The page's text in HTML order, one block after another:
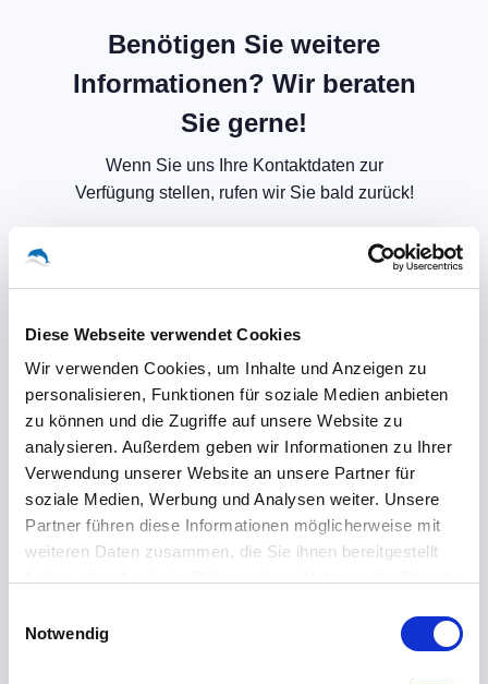
Diese Webseite verwendet Cookies
Wir verwenden Cookies, um Inhalte und Anzeigen zu
personalisieren, Funktionen für soziale Medien anbieten
zu können und die Zugriffe auf unsere Website zu
analysieren. Außerdem geben wir Informationen zu Ihrer
Verwendung unserer Website an unsere Partner für
soziale Medien, Werbung und Analysen weiter. Unsere
Partner führen diese Informationen möglicherweise mit
weiteren Daten zusammen, die Sie ihnen bereitgestellt
Notwendig
Benötigen Sie weitere
Informationen? Wir beraten
Sie gerne!
Wenn Sie uns Ihre Kontaktdaten zur
Verfügung stellen, rufen wir Sie bald zurück!
Mit dem Absenden des Formulars
akzeptieren Sie unsere
Datenschutzbestimmungen.